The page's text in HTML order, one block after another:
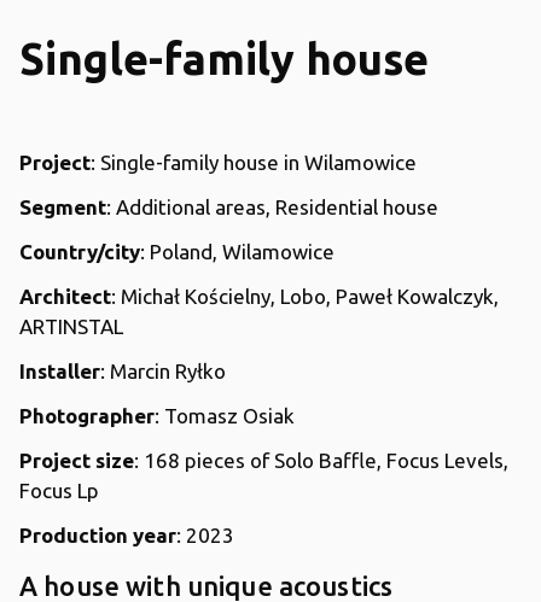
Single-family house
Project: Single-family house in Wilamowice
Segment: Additional areas, Residential house
Country/city: Poland, Wilamowice
Architect: Michał Kościelny, Lobo, Paweł Kowalczyk,
ARTINSTAL
Installer: Marcin Ryłko
Photographer: Tomasz Osiak
Project size: 168 pieces of Solo Baffle, Focus Levels,
Focus Lp
Production year: 2023
A house with unique acoustics